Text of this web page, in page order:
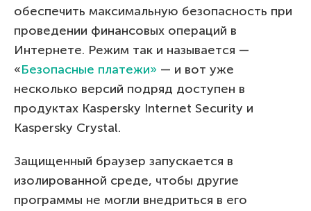
обеспечить максимальную безопасность при
проведении финансовых операций в
Интернете. Режим так и называется —
«Безопасные платежи» — и вот уже
несколько версий подряд доступен в
продуктах Kaspersky Internet Security и
Kaspersky Crystal.
Защищенный браузер запускается в
изолированной среде, чтобы другие
программы не могли внедриться в его